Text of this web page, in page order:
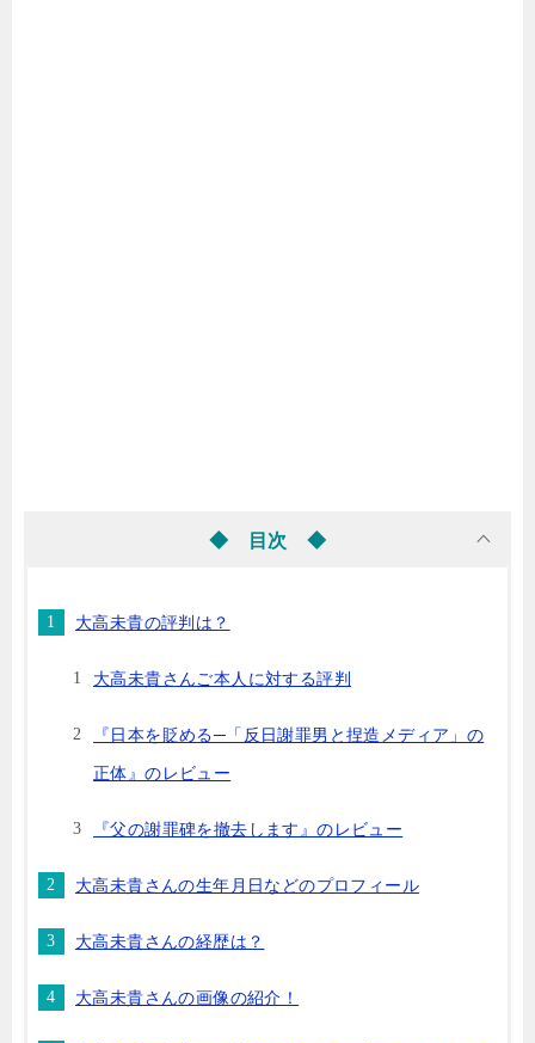
◆ 目次 ◆
大高未貴の評判は？
大高未貴さんご本人に対する評判
『日本を貶める─「反日謝罪男と捏造メディア」の
正体』のレビュー
『父の謝罪碑を撤去します』のレビュー
大高未貴さんの生年月日などのプロフィール
大高未貴さんの経歴は？
大高未貴さんの画像の紹介！